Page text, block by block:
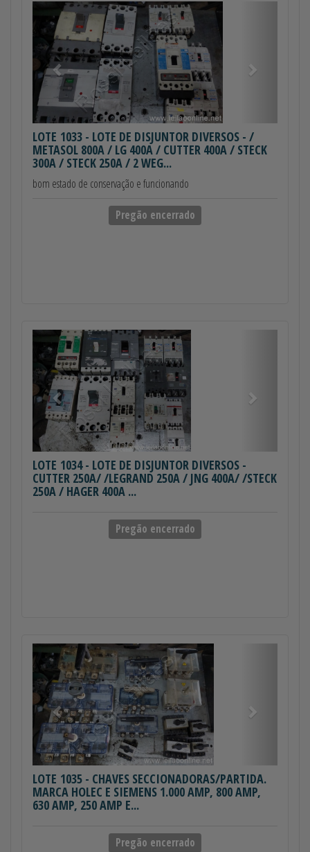
Anterior
LOTE 1033 - LOTE DE DISJUNTOR DIVERSOS - /
METASOL 800A / LG 400A / CUTTER 400A / STECK
300A / STECK 250A / 2 WEG...
bom estado de conservação e funcionando
Pregão encerrado
Anterior
LOTE 1034- LOTE DE DISJUNTOR DIVERSOS -
CUTTER 250A/ /LEGRAND 250A / JNG 400A/ /STECK
250A / HAGER 400A ...
Pregão encerrado
Anterior
LOTE 1035 - CHAVES SECCIONADORAS/PARTIDA.
MARCA HOLEC E SIEMENS 1.000 AMP, 800 AMP,
630 AMP, 250 AMP E...
Pregão encerrado